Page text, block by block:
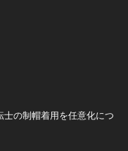
の制帽着用を任意化につ